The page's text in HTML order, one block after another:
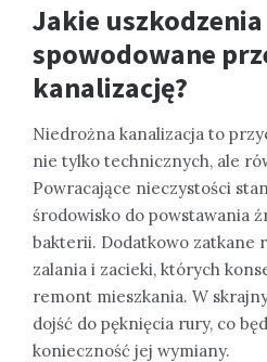
Jakie
spowodowane
kanalizację?
Niedrożna kanalizacja to
nie tylko technicznych, ale
Powracające nieczystości
środowisko do powstawania
bakterii. Dodatkowo zatkane
zalania i zacieki, których
remont mieszkania. W
dojść do pęknięcia rury, co
konieczność jej wymiany.